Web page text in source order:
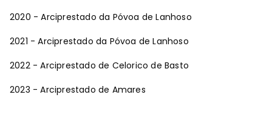
2020 - Arciprestado da Póvoa de Lanhoso
2021 - Arciprestado da Póvoa de Lanhoso
2022 - Arciprestado de Celorico de Basto
2023 - Arciprestado de Amares